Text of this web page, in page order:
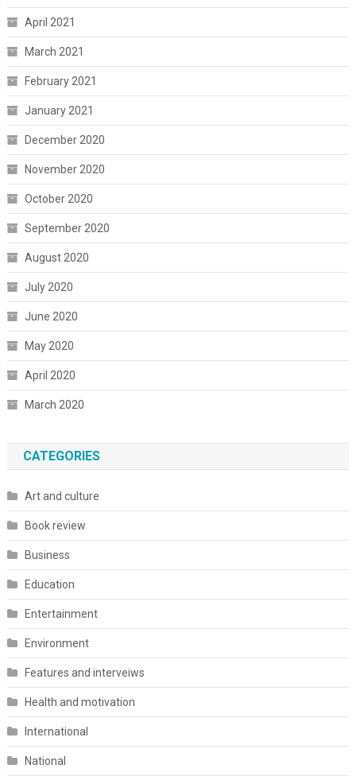
April 2021
March 2021
February 2021
January 2021
December 2020
November 2020
October 2020
September 2020
August 2020
July 2020
June 2020
May 2020
April 2020
March 2020
CATEGORIES
Art and culture
Book review
Business
Education
Entertainment
Environment
Features and interveiws
Health and motivation
International
National